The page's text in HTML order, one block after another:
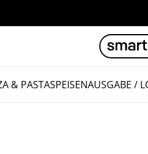
& PASTASPEISENAUSGABE /